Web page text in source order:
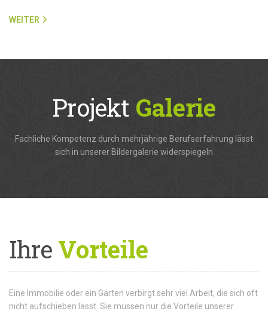
WEITER
Projekt Galerie
Fachliche Kompetenz durch mehrjährige Berufserfahrung lässt
sich in unserer Bildergalerie widerspiegeln
IhreVorteile
Eine Immobilie oder ein Garten verbirgt sehr viel Arbeit, die sich oft
nicht aufschieben lässt. Sie müssen nur die Vorteile unserer